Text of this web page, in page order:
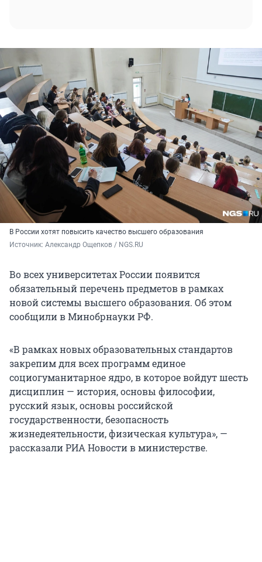
В России хотят повысить качество высшего образования
Источник: Александр Ощепков / NGS.RU
Во всех университетах России появится
обязательный перечень предметов в рамках
новой системы высшего образования. Об этом
сообщили в Минобрнауки РФ.
«В рамках новых образовательных стандартов
закрепим для всех программ единое
социогуманитарное ядро, в которое войдут шесть
дисциплин — история, основы философии,
русский язык, основы российской
государственности, безопасность
жизнедеятельности, физическая культура», —
рассказали РИА Новости в министерстве.